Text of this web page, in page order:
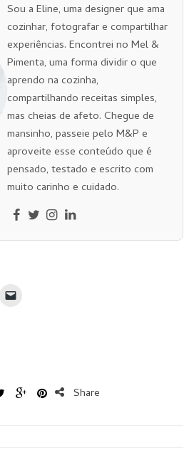
Sou a Eline, uma designer que ama
cozinhar, fotografar e compartilhar
experiências. Encontrei no Mel &
Pimenta, uma forma dividir o que
aprendo na cozinha,
compartilhando receitas simples,
mas cheias de afeto. Chegue de
mansinho, passeie pelo M&P e
aproveite esse conteúdo que é
pensado, testado e escrito com
muito carinho e cuidado.
Share